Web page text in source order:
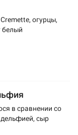
огурцы,
белый
в сравнении со
сыр